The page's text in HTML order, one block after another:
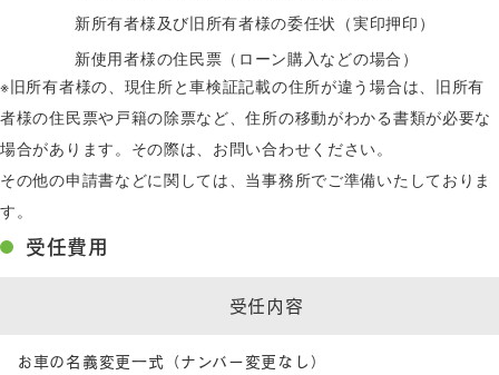
新所有者様及び旧所有者様の委任状（実印押印）
新使用者様の住民票（ローン購入などの場合）
※旧所有者様の、現住所と車検証記載の住所が違う場合は、旧所有
者様の住民票や戸籍の除票など、住所の移動がわかる書類が必要な
場合があります。その際は、お問い合わせください。
その他の申請書などに関しては、当事務所でご準備いたしておりま
す。
受任費用
受任内容
お車の名義変更一式（ナンバー変更なし）